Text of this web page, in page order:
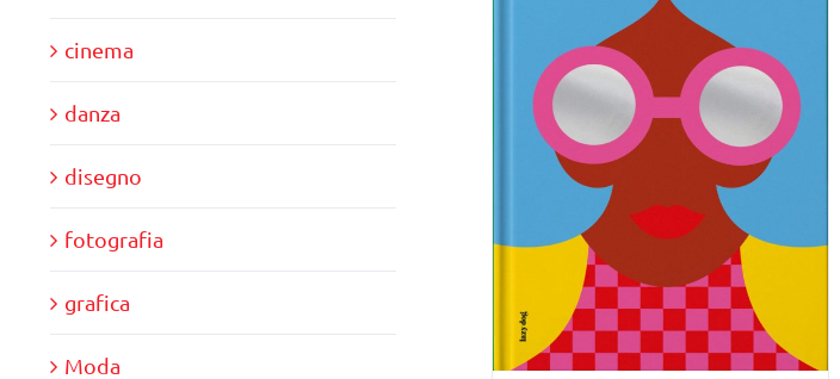
cinema
danza
disegno
fotografia
grafica
Moda